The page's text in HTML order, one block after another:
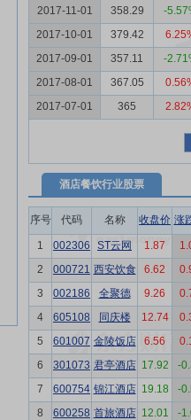
2017-11-01
358.29
-
2017-10-01
379.42
2017-09-01
357.11
-
2017-08-01
367.05
2017-07-01
365
酒店餐饮行业股票
序号 代码 名称 收盘价 涨
1 002306 ST云网 1.87
2
000721 西安饮食 6.62
3
002186 全聚德 9.26
4
605108 同庆楼 12.74
5
601007 金陵饭店 6.56
6
301073 君亭酒店 17.92
-
7
600754 锦江酒店 19.18
-
8
600258 首旅酒店 12.01
-